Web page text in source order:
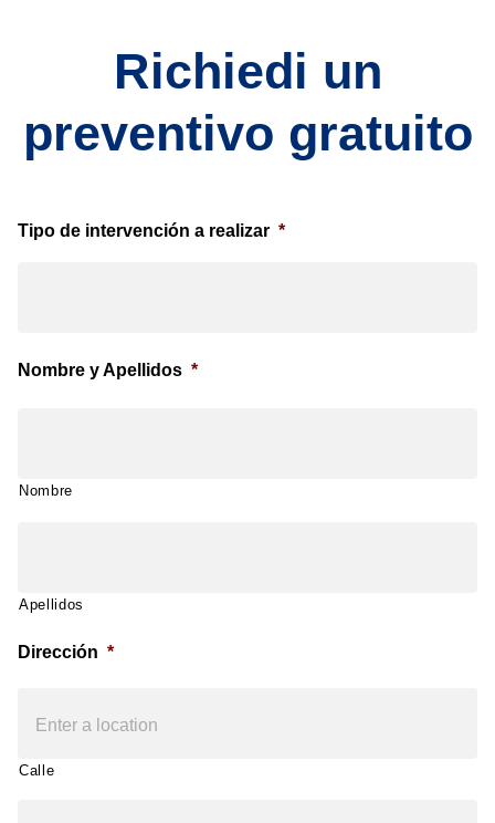
Richiedi un
preventivo gratuito
Tipo de intervención a realizar *
Nombre y Apellidos *
Nombre
Apellidos
Dirección *
Calle